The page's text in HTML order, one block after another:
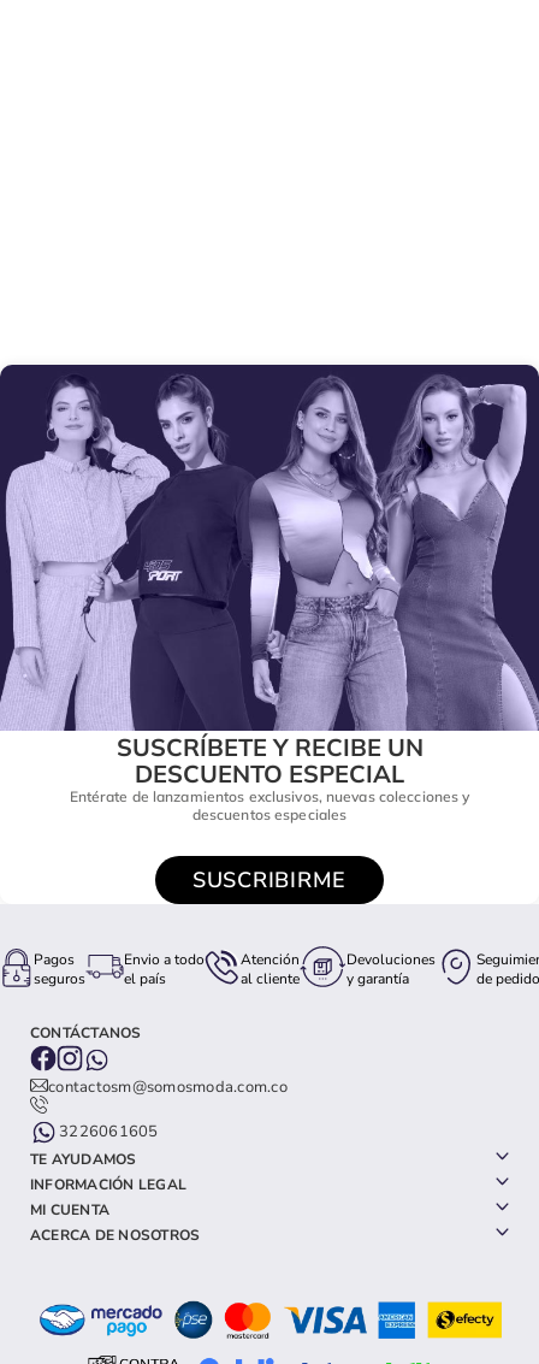
SUSCRÍBETE Y RECIBE UN
DESCUENTO ESPECIAL
Entérate de lanzamientos exclusivos, nuevas colecciones y
descuentos especiales
SUSCRIBIRME
Pagos
seguros
Envio a todo
el país
Atención
al cliente
Devoluciones
y garantía
de pedido
CONTÁCTANOS
contactosm@somosmoda.com.co
3226061605
TE AYUDAMOS
INFORMACIÓN LEGAL
MI CUENTA
ACERCA DE NOSOTROS